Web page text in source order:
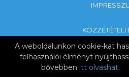
A weboldalunkon cookie-kat
felhasználói élményt
bővebben itt olvashat.
KÖZZÉTÉTELI
Copyright © 2019 SZEGYMI &